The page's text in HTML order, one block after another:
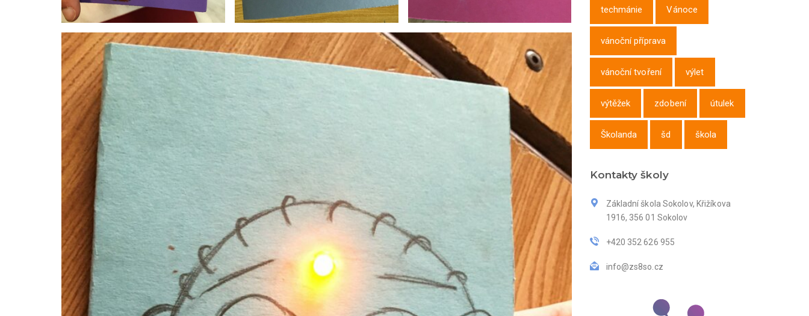
techmánie Vánoce
vánoční příprava
vánoční tvoření výlet
výtěžek zdobení útulek
Školanda šd škola
Kontakty školy
Základní škola Sokolov, Křižíkova
1916, 356 01 Sokolov
+420 352 626 955
info@zs8so.cz